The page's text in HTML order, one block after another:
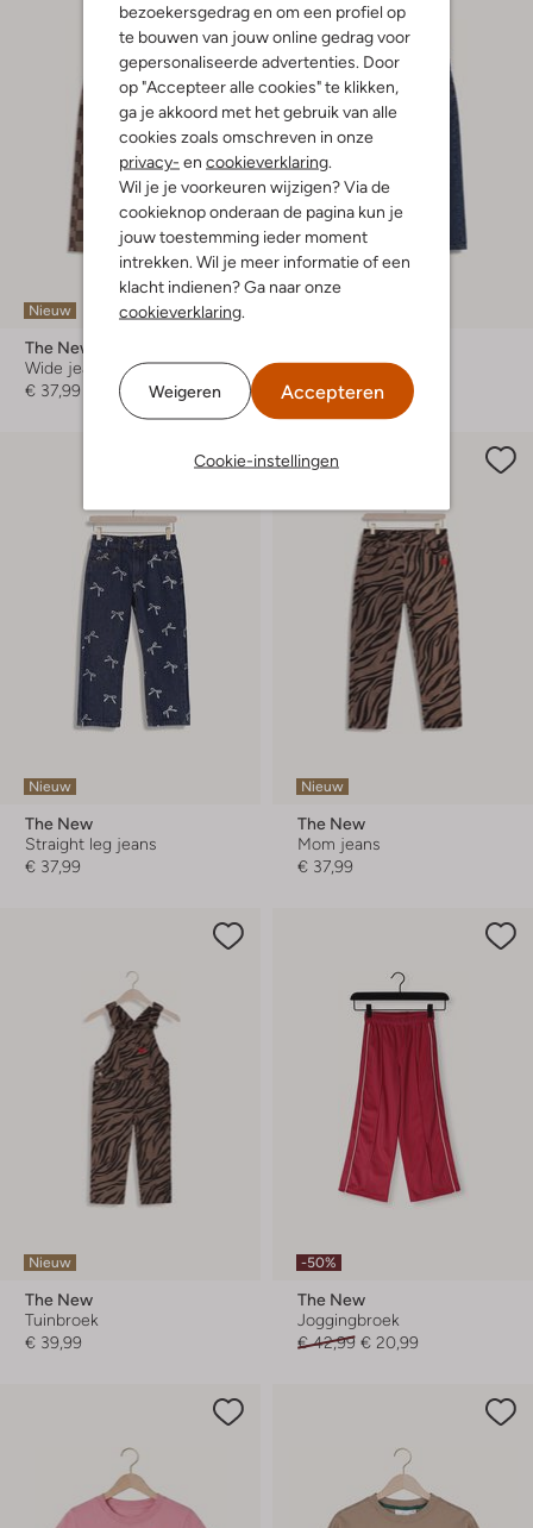
bezoekersgedrag en om een profiel op
te bouwen van jouw online gedrag voor
gepersonaliseerde advertenties. Door
op "Accepteer alle cookies" te klikken,
ga je akkoord met het gebruik van alle
cookies zoals omschreven in onze
privacy- en cookieverklaring.
Wil je je voorkeuren wijzigen? Via de
cookieknop onderaan de pagina kun je
jouw toestemming ieder moment
intrekken. Wil je meer informatie of een
klacht indienen? Ga naar onze
cookieverklaring.
Weigeren Accepteren
Cookie-instellingen
Nieuw
The New
Wide jeans
€ 37,99
Straight leg jeans
€ 37,99
Nieuw
The New
Straight leg jeans
€ 37,99
Nieuw
The New
Mom jeans
€ 37,99
Nieuw
The New
Tuinbroek
€ 39,99
-50%
The New
Joggingbroek
€ 42,99 € 20,99